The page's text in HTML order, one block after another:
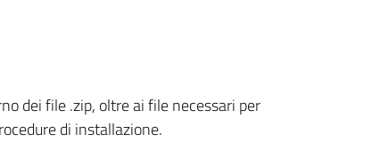
dei file .zip, oltre ai file necessari per
di installazione.